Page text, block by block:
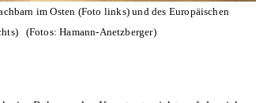
im Osten (Foto links) und des Europäischen
(Fotos: Hamann-Anetzberger)